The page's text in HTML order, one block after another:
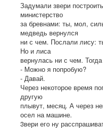
Задумали звери
министерство
за бревнами: ты, мол,
медведь вернулся
ни с чем. Послали лису:
Но и лиса
вернулась ни с чем.
- Можно я попробую?
- Давай.
Через некоторое время
другую
плывут, месяц. А через
осел на машине.
3вери его ну